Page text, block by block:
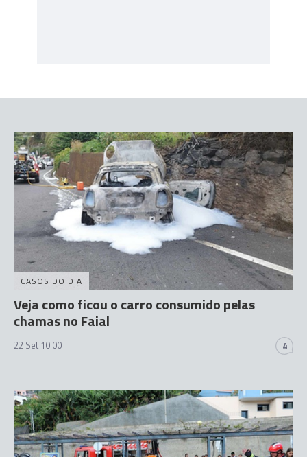
CASOS DO DIA
Veja como ficou o carro consumido pelas
chamas no Faial
22 Set 10:00 4